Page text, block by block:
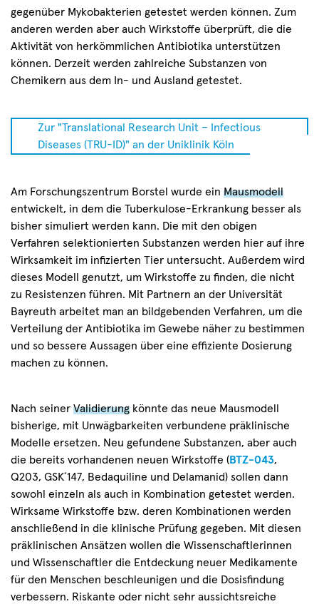
gegenüber Mykobakterien getestet werden können. Zum
anderen werden aber auch Wirkstoffe überprüft, die die
Aktivität von herkömmlichen Antibiotika unterstützen
können. Derzeit werden zahlreiche Substanzen von
Chemikern aus dem In- und Ausland getestet.
Zur "Translational Research Unit – Infectious
Diseases (TRU-ID)" an der Uniklinik Köln
Am Forschungszentrum Borstel wurde ein Mausmodell
entwickelt, in dem die Tuberkulose-Erkrankung besser als
bisher simuliert werden kann. Die mit den obigen
Verfahren selektionierten Substanzen werden hier auf ihre
Wirksamkeit im infizierten Tier untersucht. Außerdem wird
dieses Modell genutzt, um Wirkstoffe zu finden, die nicht
zu Resistenzen führen. Mit Partnern an der Universität
Bayreuth arbeitet man an bildgebenden Verfahren, um die
Verteilung der Antibiotika im Gewebe näher zu bestimmen
und so bessere Aussagen über eine effiziente Dosierung
machen zu können.
Nach seiner Validierung könnte das neue Mausmodell
bisherige, mit Unwägbarkeiten verbundene präklinische
Modelle ersetzen. Neu gefundene Substanzen, aber auch
die bereits vorhandenen neuen Wirkstoffe (BTZ-043,
Q203, GSK´147, Bedaquiline und Delamanid) sollen dann
sowohl einzeln als auch in Kombination getestet werden.
Wirksame Wirkstoffe bzw. deren Kombinationen werden
anschließend in die klinische Prüfung gegeben. Mit diesen
präklinischen Ansätzen wollen die Wissenschaftlerinnen
und Wissenschaftler die Entdeckung neuer Medikamente
für den Menschen beschleunigen und die Dosisfindung
verbessern. Riskante oder nicht sehr aussichtsreiche